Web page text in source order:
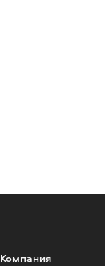
Компания